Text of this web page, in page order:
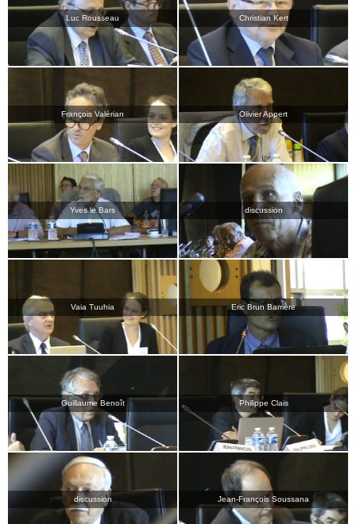
Luc Rousseau Christian Kert
François Valérian Olivier Appert
Yves le Bars discussion
Vaia Tuuhia Eric Brun Barrière
Guillaume Benoît Philippe Clais
discussion Jean-François Soussana